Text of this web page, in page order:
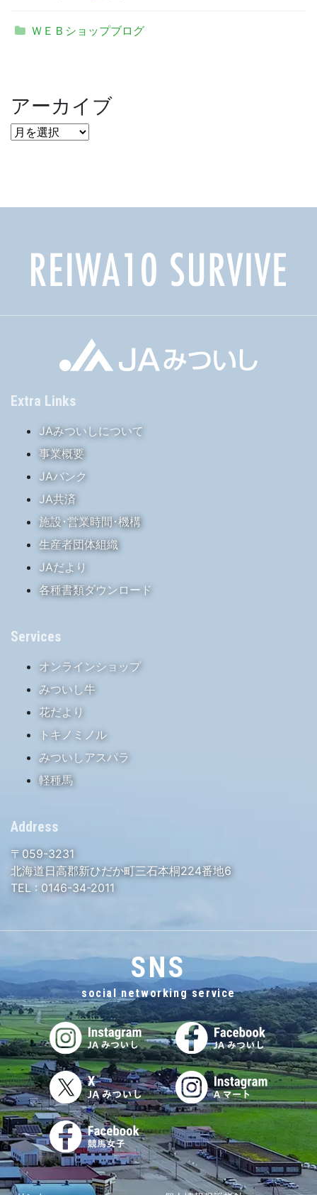
ＷＥＢショップブログ
アーカイブ
ア
Extra Links
JAみついしについて
事業概要
JAバンク
JA共済
施設･営業時間･機構
生産者団体組織
JAだより
各種書類ダウンロード
Services
オンラインショップ
みついし牛
花だより
トキノミノル
みついしアスパラ
軽種馬
Address
〒059-3231
北海道日高郡新ひだか町三石本桐224番地6
TEL : 0146-34-2011
SNS
social networking service